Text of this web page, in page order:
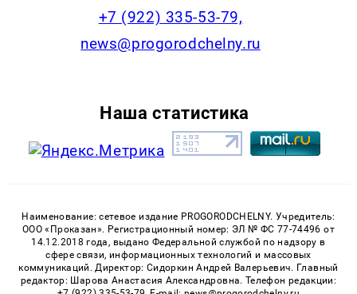
+7 (922) 335-53-79,
news@progorodchelny.ru
Наша статистика
Наименование: сетевое издание PROGORODCHELNY. Учредитель:
ООО «Проказан». Регистрационный номер: ЭЛ № ФС 77-74496 от
14.12.2018 года, выдано Федеральной службой по надзору в
сфере связи, информационных технологий и массовых
коммуникаций. Директор: Сидоркин Андрей Валерьевич. Главный
редактор: Шарова Анастасия Александровна. Телефон редакции: